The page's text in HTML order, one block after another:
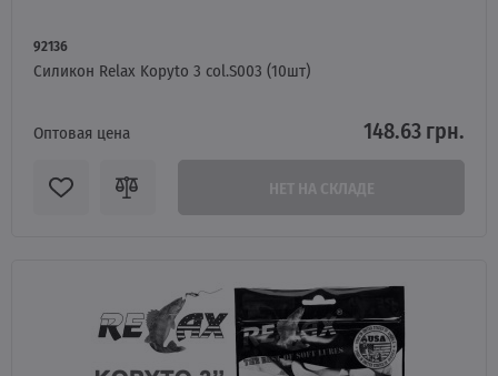
92136
Силикон Relax Kopyto 3 col.S003 (10шт)
Оптовая цена 148.63 грн.